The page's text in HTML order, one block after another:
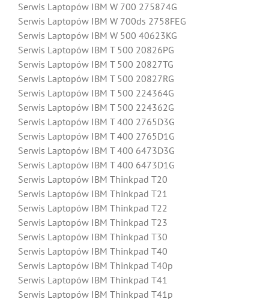
Serwis Laptopów IBM W 700 275874G
Serwis Laptopów IBM W 700ds 2758FEG
Serwis Laptopów IBM W 500 40623KG
Serwis Laptopów IBM T 500 20826PG
Serwis Laptopów IBM T 500 20827TG
Serwis Laptopów IBM T 500 20827RG
Serwis Laptopów IBM T 500 224364G
Serwis Laptopów IBM T 500 224362G
Serwis Laptopów IBM T 400 2765D3G
Serwis Laptopów IBM T 400 2765D1G
Serwis Laptopów IBM T 400 6473D3G
Serwis Laptopów IBM T 400 6473D1G
Serwis Laptopów IBM Thinkpad T20
Serwis Laptopów IBM Thinkpad T21
Serwis Laptopów IBM Thinkpad T22
Serwis Laptopów IBM Thinkpad T23
Serwis Laptopów IBM Thinkpad T30
Serwis Laptopów IBM Thinkpad T40
Serwis Laptopów IBM Thinkpad T40p
Serwis Laptopów IBM Thinkpad T41
Serwis Laptopów IBM Thinkpad T41p